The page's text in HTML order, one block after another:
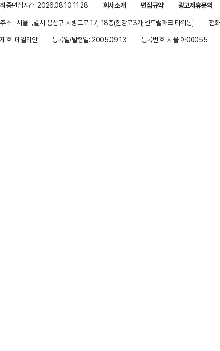
최종편집시간: 2026.08.10 11:28 회사소개 편집규약
광고제휴문의
주소 : 서울특별시 용산구 서빙고로 17, 18층(한강로3가,센트럴파크 타워동)
전
제호: 데일리안
등록일/발행일: 2005.09.13 등록번호: 서울 아00055